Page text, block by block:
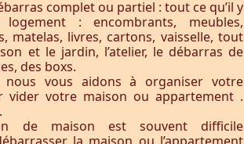
complet ou partiel : tout ce qu’il y
: encombrants, meubles,
matelas, livres, cartons, vaisselle, tout
et le jardin, l’atelier, le débarras de
des boxs.
nous vous aidons à organiser votre
vider votre maison ou appartement .
de maison est souvent difficile